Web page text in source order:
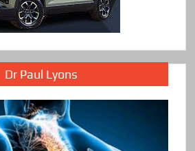
Dr Paul Lyons